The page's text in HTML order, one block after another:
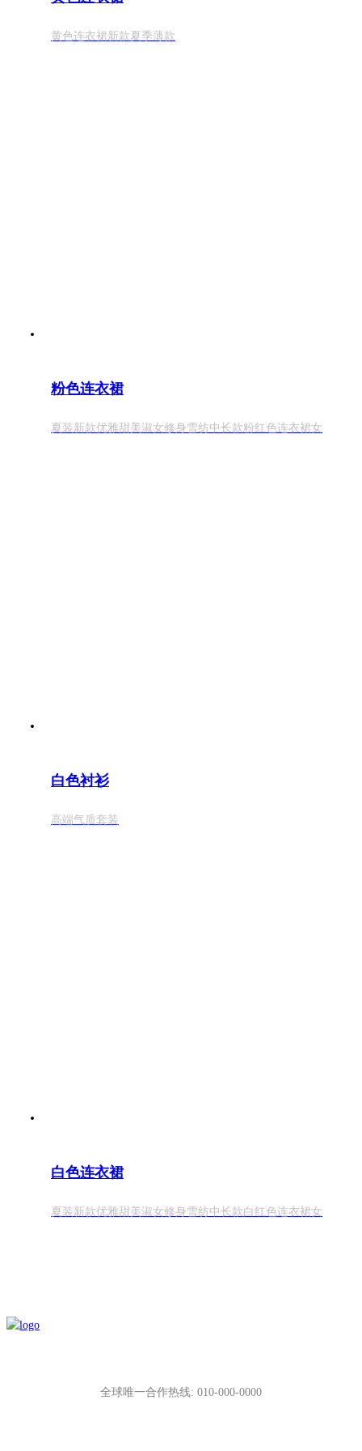
黄色连衣裙新款夏季薄款
粉色连衣裙
夏装新款优雅甜美淑女修身雪纺中长款粉红色连衣裙女
白色衬衫
高端气质套装
白色连衣裙
夏装新款优雅甜美淑女修身雪纺中长款白红色连衣裙女
全球唯一合作热线: 010-000-0000